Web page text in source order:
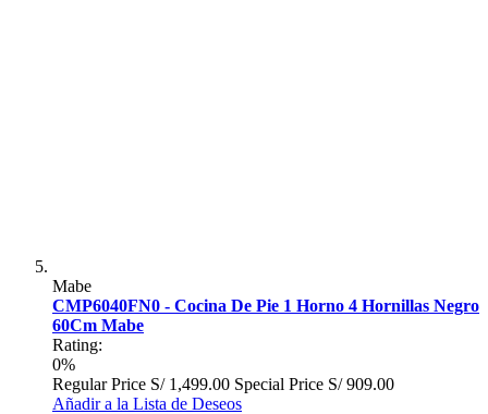
Mabe
CMP6040FN0 - Cocina De Pie 1 Horno 4 Hornillas Negro
60Cm Mabe
Rating:
0%
Regular Price S/ 1,499.00 Special Price S/ 909.00
Añadir a la Lista de Deseos